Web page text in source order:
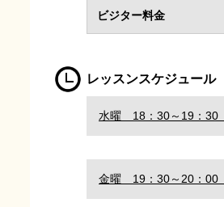
ビジター料金
レッスンスケジュール
水曜 18：30～19：30
金曜 19：30～20：00